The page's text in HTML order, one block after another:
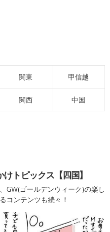
関東 甲信越
関西 中国
トピックス【四国】
GW(ゴールデンウィーク)の楽し
コンテンツも続々！